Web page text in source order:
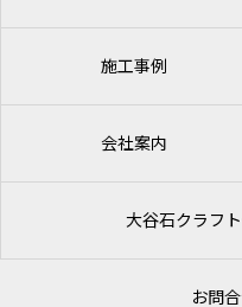
施工事例
会社案内
大谷石クラフ
お問